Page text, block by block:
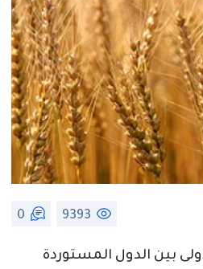
9393
0
بين الدول المستوردة